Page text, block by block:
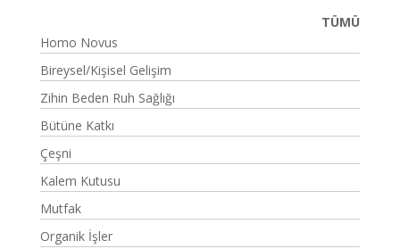
TÜMÜ
Homo Novus
Bireysel/Kişisel Gelişim
Zihin Beden Ruh Sağlığı
Bütüne Katkı
Çeşni
Kalem Kutusu
Mutfak
Organik İşler